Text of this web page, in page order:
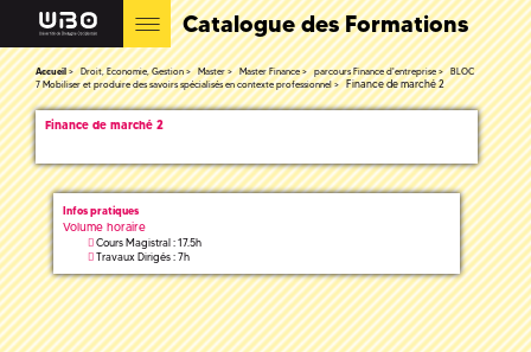
Catalogue des Formations
Accueil Droit, Economie, Gestion Master Master Finance parcours Finance d'entreprise
BLOC
7 Mobiliser et produire des savoirs spécialisés en contexte professionnel
Finance de marché 2
Finance de marché 2
Infos pratiques
Volume horaire
Cours Magistral : 17.5h
Travaux Dirigés : 7h